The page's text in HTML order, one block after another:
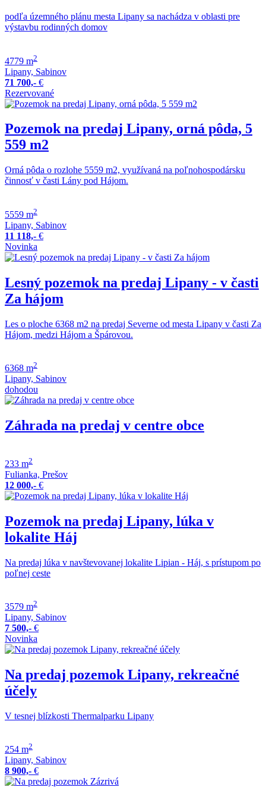
podľa územného plánu mesta Lipany sa nachádza v oblasti pre
výstavbu rodinných domov
4779 m2
Lipany, Sabinov
71 700,- €
Rezervované
Pozemok na predaj Lipany, orná pôda, 5
559 m2
Orná pôda o rozlohe 5559 m2, využívaná na poľnohospodársku
činnosť v časti Lány pod Hájom.
5559 m2
Lipany, Sabinov
11 118,- €
Novinka
Lesný pozemok na predaj Lipany - v časti
Za hájom
Les o ploche 6368 m2 na predaj Severne od mesta Lipany v časti Za
Hájom, medzi Hájom a Špárovou.
6368 m2
Lipany, Sabinov
dohodou
Záhrada na predaj v centre obce
233 m2
Fulianka, Prešov
12 000,- €
Pozemok na predaj Lipany, lúka v
lokalite Háj
Na predaj lúka v navštevovanej lokalite Lipian - Háj, s prístupom po
poľnej ceste
3579 m2
Lipany, Sabinov
7 500,- €
Novinka
Na predaj pozemok Lipany, rekreačné
účely
V tesnej blízkosti Thermalparku Lipany
254 m2
Lipany, Sabinov
8 900,- €